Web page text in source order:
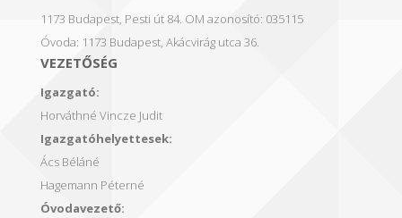
1173 Budapest, Pesti út 84. OM azonosító: 035115
Óvoda: 1173 Budapest, Akácvirág utca 36.
VEZETŐSÉG
Igazgató:
Horváthné Vincze Judit
Igazgatóhelyettesek:
Ács Béláné
Hagemann Péterné
Óvodavezető: